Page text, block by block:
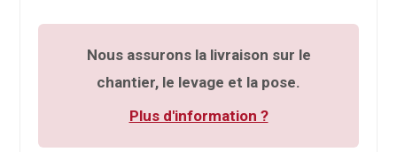
Nous assurons la livraison sur le
chantier, le levage et la pose.
Plus d'information ?